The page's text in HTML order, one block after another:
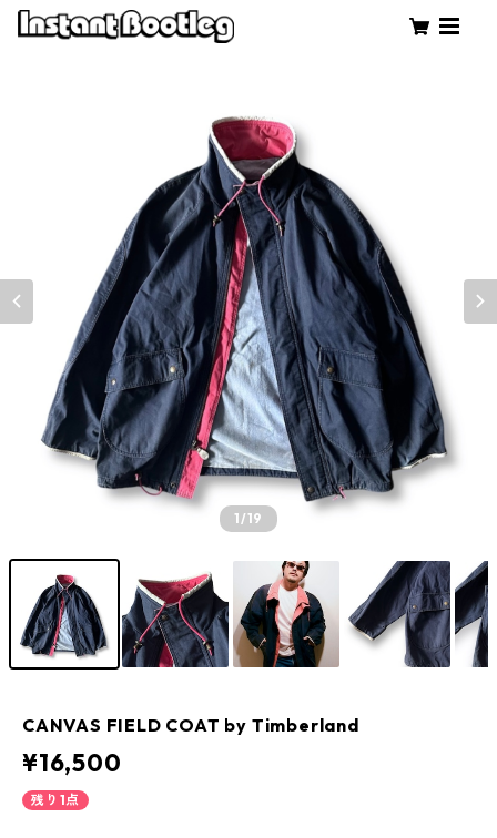
1/19
CANVAS FIELD COAT by Timberland
¥16,500
残り1点